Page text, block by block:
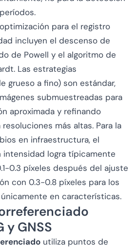
para el registro
incluyen el descenso de
de Powell y el algoritmo de
Las estrategias
grueso a fino) son estándar,
submuestreadas para
aproximada y refinando
más altas. Para la
en infraestructura, el
intensidad logra típicamente
0.3 píxeles después del ajuste
con 0.3-0.8 píxeles para los
en características.
y GNSS
utiliza puntos de